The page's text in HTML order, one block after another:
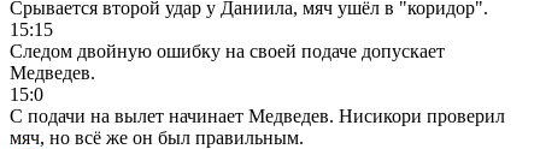
Срывается второй удар у Даниила, мяч ушёл в "коридор".
15:15
Следом двойную ошибку на своей подаче допускает
Медведев.
15:0
С подачи на вылет начинает Медведев. Нисикори проверил
мяч, но всё же он был правильным.